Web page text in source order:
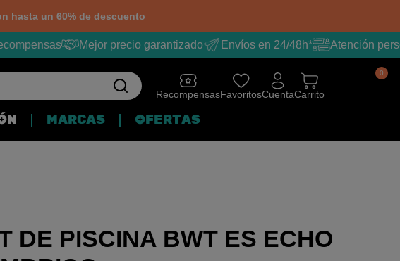
hasta un 60% de descuento
Mejor precio garantizado Envíos en 24/48h* Atención
RecompensasFavoritosCuentaCarrito
0
MARCAS OFERTAS
DE PISCINA BWT ES ECHO